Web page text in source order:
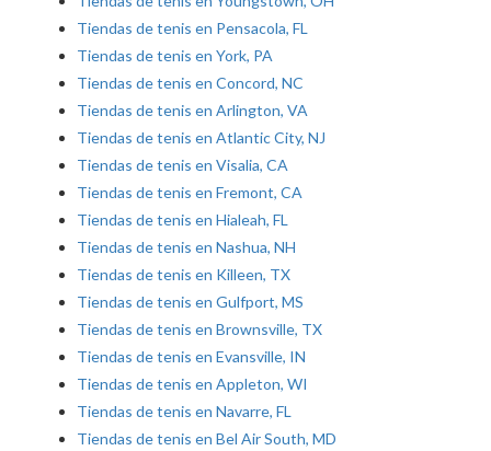
Tiendas de tenis en Pensacola, FL
Tiendas de tenis en York, PA
Tiendas de tenis en Concord, NC
Tiendas de tenis en Arlington, VA
Tiendas de tenis en Atlantic City, NJ
Tiendas de tenis en Visalia, CA
Tiendas de tenis en Fremont, CA
Tiendas de tenis en Hialeah, FL
Tiendas de tenis en Nashua, NH
Tiendas de tenis en Killeen, TX
Tiendas de tenis en Gulfport, MS
Tiendas de tenis en Brownsville, TX
Tiendas de tenis en Evansville, IN
Tiendas de tenis en Appleton, WI
Tiendas de tenis en Navarre, FL
Tiendas de tenis en Bel Air South, MD